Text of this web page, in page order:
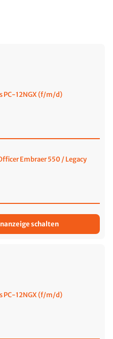
PC-12NGX (f/m/d)
Embraer 550 / Legacy
schalten
PC-12NGX (f/m/d)